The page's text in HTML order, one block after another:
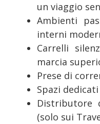
un viaggio
Ambienti
interni
Carrelli
marcia
Prese di
Spazi
Distributore
(solo sui